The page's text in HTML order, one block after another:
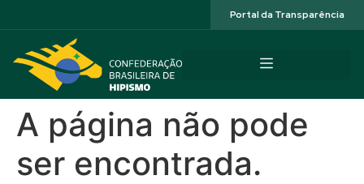
Portal da Transparência
A página não pode
ser encontrada.